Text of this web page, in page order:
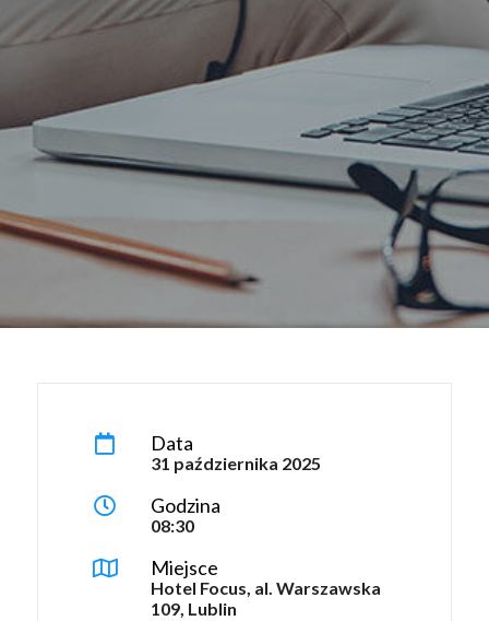
Data
31 października 2025
Godzina
08:30
Miejsce
Hotel Focus, al. Warszawska
109, Lublin